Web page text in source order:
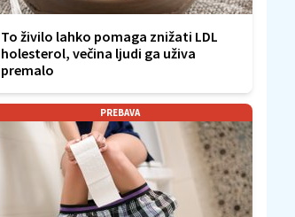
To živilo lahko pomaga znižati LDL
holesterol, večina ljudi ga uživa
premalo
PREBAVA